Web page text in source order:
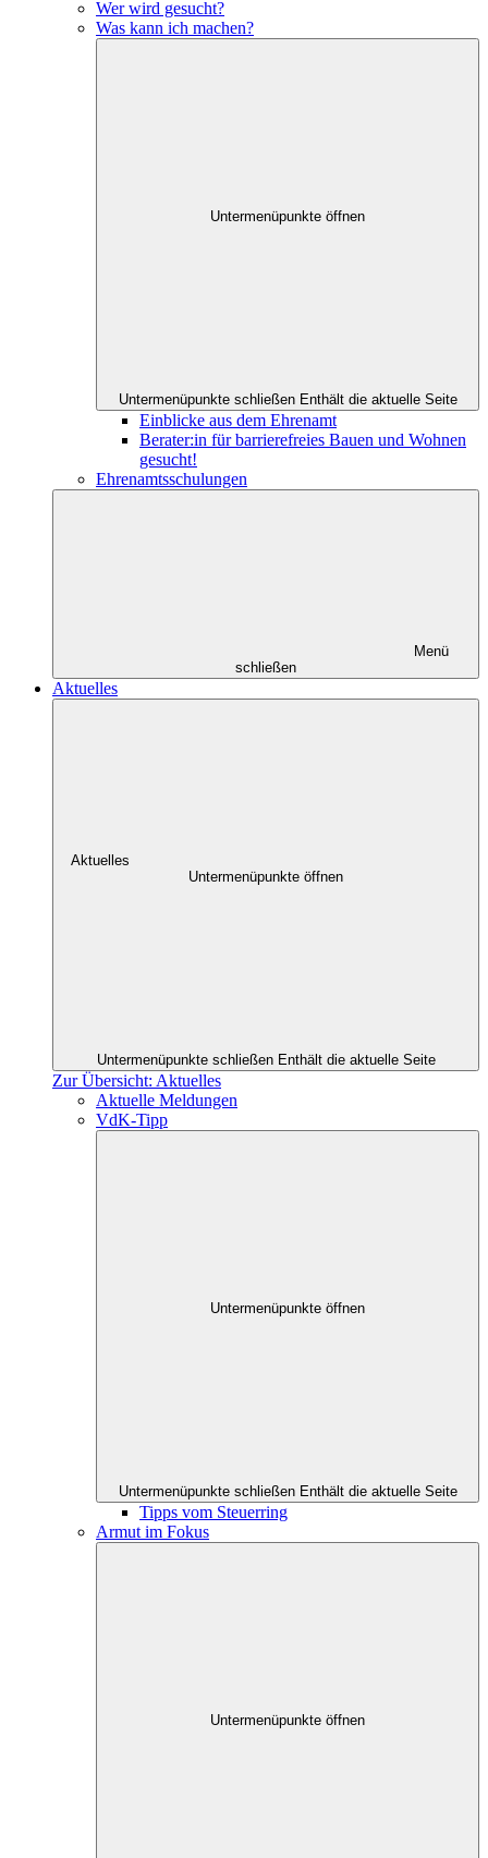
Wer wird gesucht?
Was kann ich machen?
Untermenüpunkte öffnen
Untermenüpunkte schließen Enthält die aktuelle Seite
Einblicke aus dem Ehrenamt
Berater:in für barrierefreies Bauen und Wohnen
gesucht!
Ehrenamtsschulungen
Menü
schließen
Aktuelles
Aktuelles
Untermenüpunkte öffnen
Untermenüpunkte schließen Enthält die aktuelle Seite
Zur Übersicht: Aktuelles
Aktuelle Meldungen
VdK-Tipp
Untermenüpunkte öffnen
Untermenüpunkte schließen Enthält die aktuelle Seite
Tipps vom Steuerring
Armut im Fokus
Untermenüpunkte öffnen